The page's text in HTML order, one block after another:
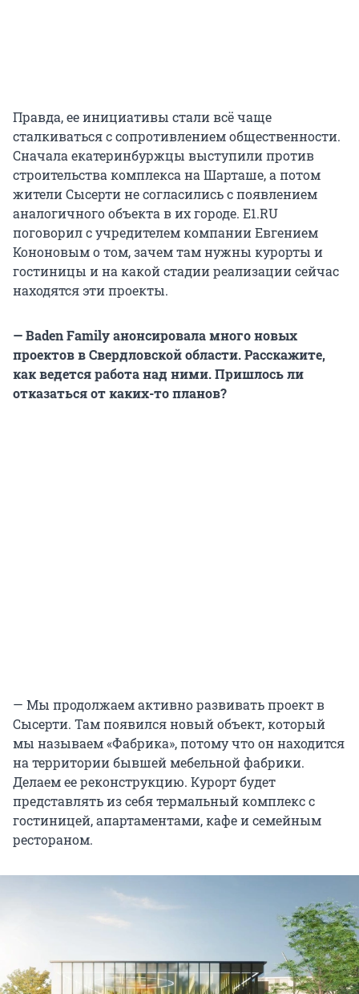
Правда, ее инициативы стали всё чаще
сталкиваться с сопротивлением общественности.
Сначала екатеринбуржцы выступили против
строительства комплекса на Шарташе, а потом
жители Сысерти не согласились с появлением
аналогичного объекта в их городе. E1.RU
поговорил с учредителем компании Евгением
Кононовым о том, зачем там нужны курорты и
гостиницы и на какой стадии реализации сейчас
находятся эти проекты.
— Baden Family анонсировала много новых
проектов в Свердловской области. Расскажите,
как ведется работа над ними. Пришлось ли
отказаться от каких-то планов?
— Мы продолжаем активно развивать проект в
Сысерти. Там появился новый объект, который
мы называем «Фабрика», потому что он находится
на территории бывшей мебельной фабрики.
Делаем ее реконструкцию. Курорт будет
представлять из себя термальный комплекс с
гостиницей, апартаментами, кафе и семейным
рестораном.